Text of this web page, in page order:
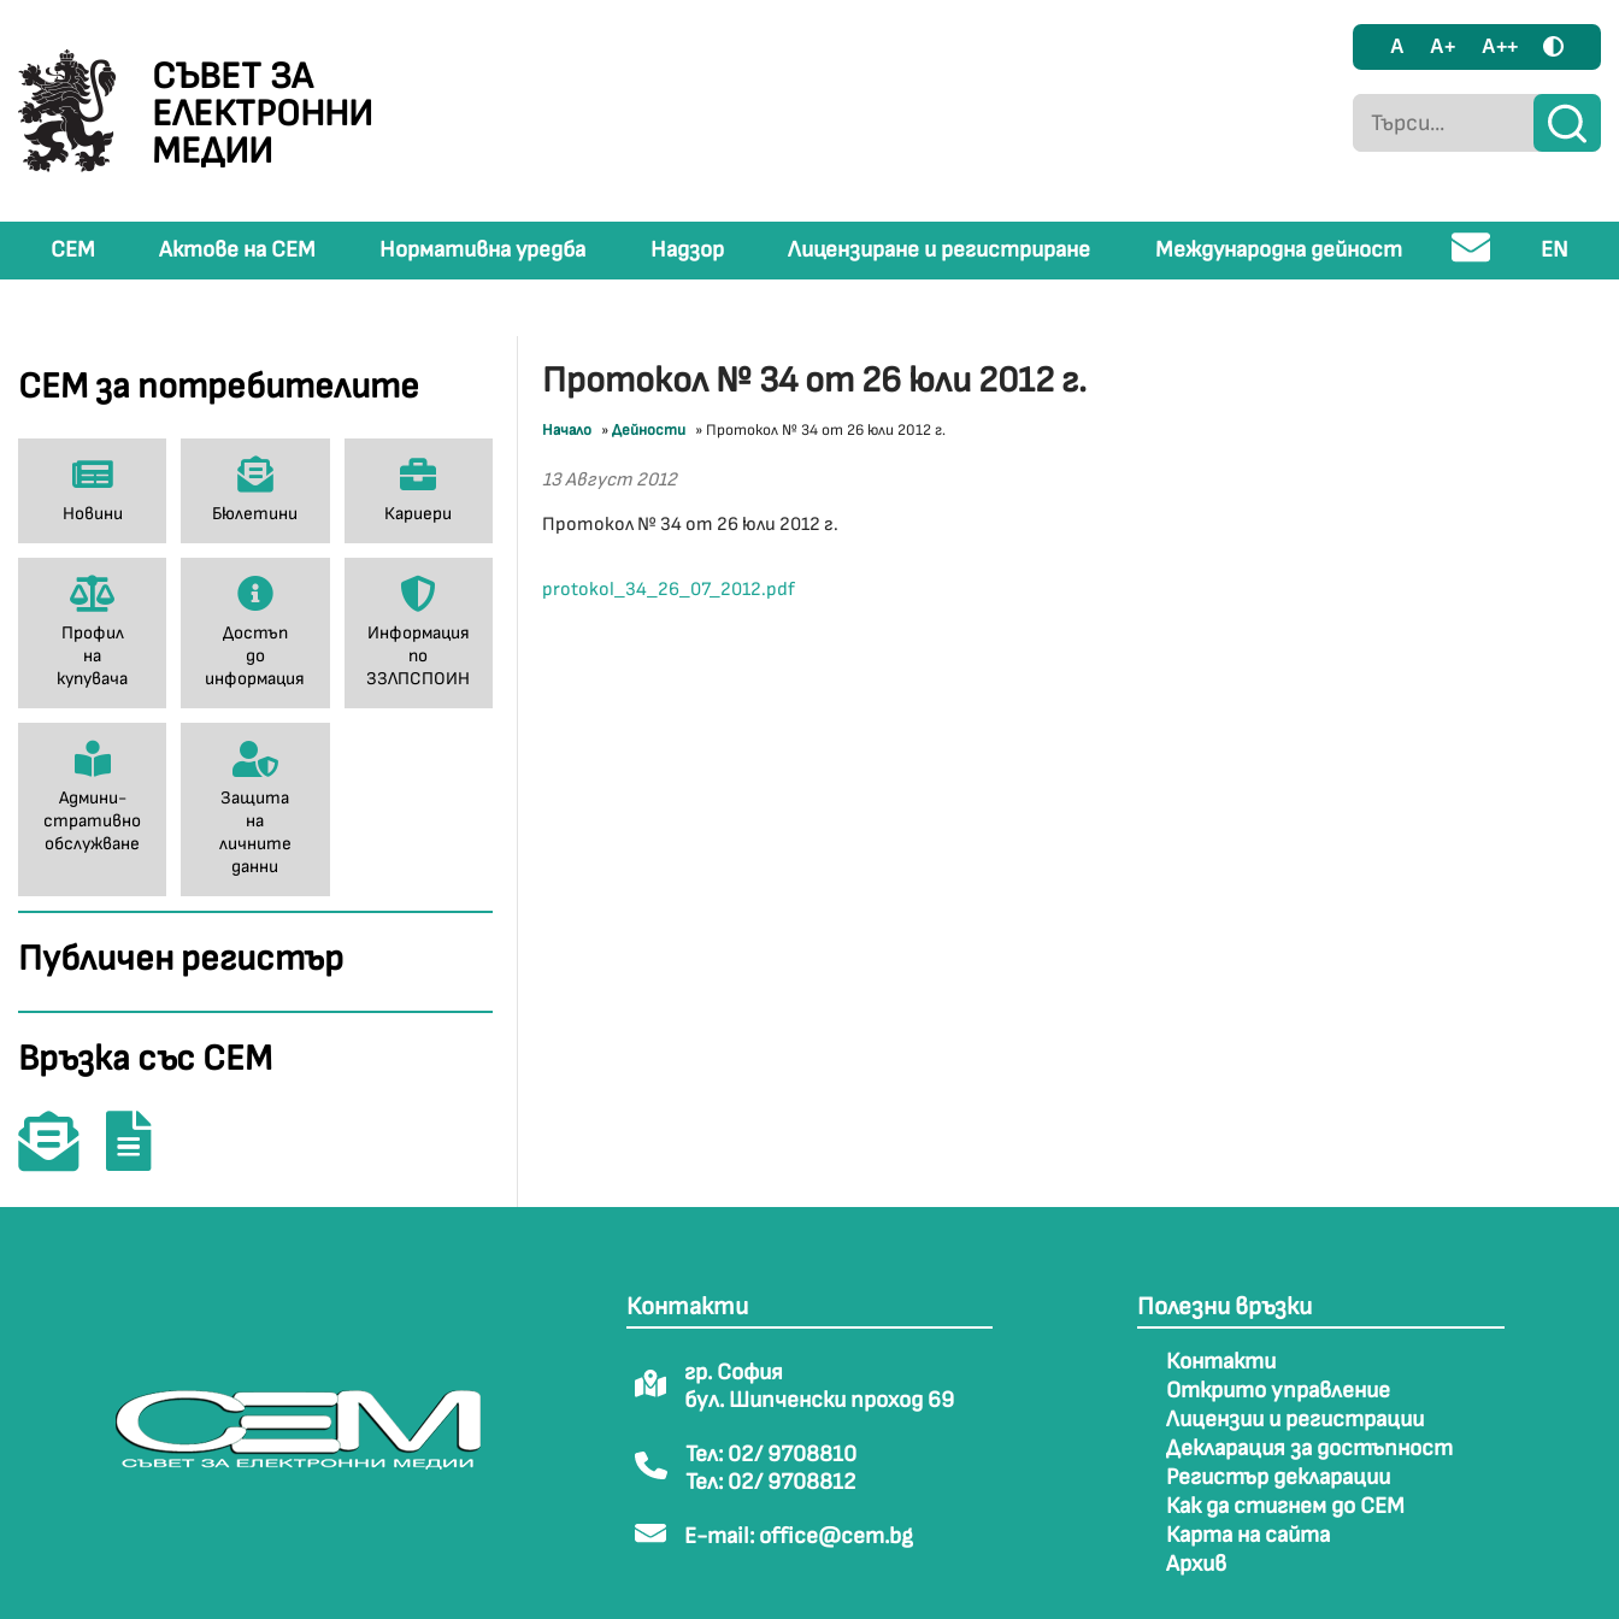
СЪВЕТ ЗА
ЕЛЕКТРОННИ
МЕДИИ
A A+ A++
СЕМ Актове на СЕМ Нормативна уредба Надзор Лицензиране и регистриране Международна дейност EN
СЕМ за потребителите
Новини Бюлетини Кариери
Профил
на
купувача
Достъп
до
информация
Информация
по
ЗЗЛПСПОИН
Админи-
стративно
обслужване
Защита
на
личните
данни
Публичен регистър
Връзка със СЕМ
Протокол № 34 от 26 юли 2012 г.
Начало »Дейности » Протокол № 34 от 26 юли 2012 г.
13 Август 2012
Протокол № 34 от 26 юли 2012 г.
protokol_34_26_07_2012.pdf
Контакти
гр. София
бул. Шипченски проход 69
Тел: 02/ 9708810
Тел: 02/ 9708812
E-mail: office@cem.bg
Полезни връзки
Контакти
Открито управление
Лицензии и регистрации
Декларация за достъпност
Регистър декларации
Как да стигнем до СЕМ
Карта на сайта
Архив